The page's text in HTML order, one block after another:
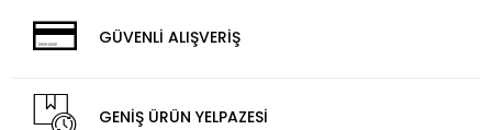
GÜVENLİ ALIŞVERİŞ
GENİŞ ÜRÜN YELPAZESİ